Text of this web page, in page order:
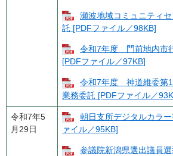
瀬波地域コミュニティ
託 [PDFファイル／98KB]
令和7年度 門前地内市
[PDFファイル／97KB]
令和7年度 神道維委第
業務委託 [PDFファイル／
令和7年5
月29日
朝日支所デジタルカラ
ァイル／95KB]
参議院新潟県選出議員